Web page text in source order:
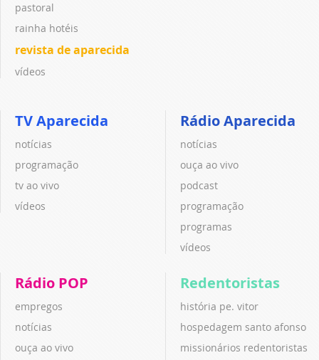
pastoral
rainha hotéis
revista de aparecida
vídeos
TV Aparecida
notícias
programação
tv ao vivo
vídeos
Rádio Aparecida
notícias
ouça ao vivo
podcast
programação
programas
vídeos
Rádio POP
empregos
notícias
ouça ao vivo
Redentoristas
história pe. vitor
hospedagem santo afonso
missionários redentoristas